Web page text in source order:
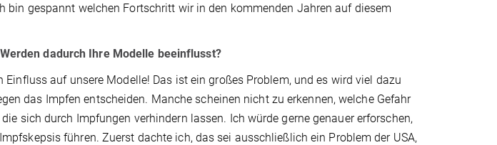
bin gespannt welchen Fortschritt wir in den kommenden Jahren auf diesem
dadurch Ihre Modelle beeinflusst?
auf unsere Modelle! Das ist ein großes Problem, und es wird viel dazu
das Impfen entscheiden. Manche scheinen nicht zu erkennen, welche Gefahr
sich durch Impfungen verhindern lassen. Ich würde gerne genauer erforschen,
führen. Zuerst dachte ich, das sei ausschließlich ein Problem der USA,